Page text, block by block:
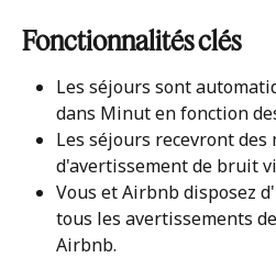
Fonctionnalités clés
Les séjours sont
dans Minut en fonction
Les séjours recevront des
d'avertissement de bruit
Vous et Airbnb disposez
tous les avertissements
Airbnb.